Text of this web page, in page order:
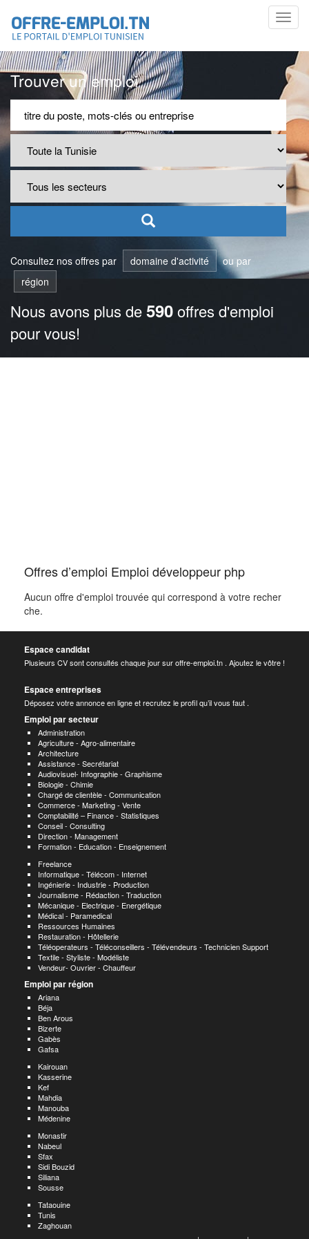
Trouver un emploi
Consultez nos offres par domaine d'activité
ou par
région
Nous avons plus de590offres d'emploi
pour vous!
Offres d’emploi Emploi développeur php
Aucun offre d'emploi trouvée qui correspond à votre recher
che.
Espace candidat
Plusieurs CV sont consultés chaque jour sur offre-emploi.tn . Ajoutez le vôtre !
Espace entreprises
Déposez votre annonce en ligne et recrutez le profil qu’il vous faut .
Emploi par secteur
Administration
Agriculture - Agro-alimentaire
Architecture
Assistance - Secrétariat
Audiovisuel- Infographie - Graphisme
Biologie - Chimie
Chargé de clientèle - Communication
Commerce - Marketing - Vente
Comptabilité – Finance - Statistiques
Conseil - Consulting
Direction - Management
Formation - Education - Enseignement
Freelance
Informatique - Télécom - Internet
Ingénierie - Industrie - Production
Journalisme - Rédaction - Traduction
Mécanique - Electrique - Energétique
Médical - Paramedical
Ressources Humaines
Restauration - Hôtellerie
Téléoperateurs - Téléconseillers - Télévendeurs - Technicien Support
Textile - Styliste - Modéliste
Vendeur- Ouvrier - Chauffeur
Emploi par région
Ariana
Béja
Ben Arous
Bizerte
Gabès
Gafsa
Kairouan
Kasserine
Kef
Mahdia
Manouba
Médenine
Monastir
Nabeul
Sfax
Sidi Bouzid
Siliana
Sousse
Tataouine
Tunis
Zaghouan